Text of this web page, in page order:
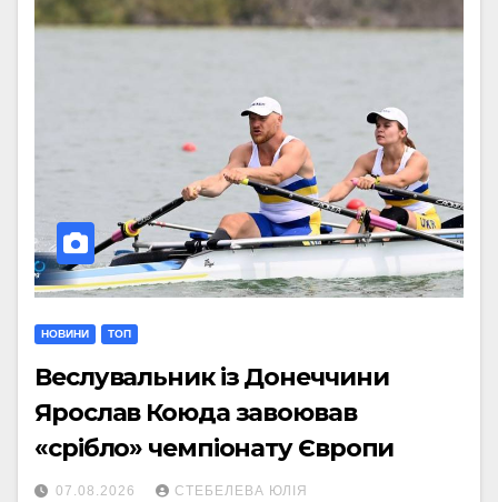
НОВИНИ ТОП
Веслувальник із Донеччини
Ярослав Коюда завоював
«срібло» чемпіонату Європи
07.08.2026 СТЕБЕЛЕВА ЮЛІЯ